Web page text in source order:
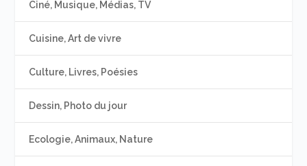
Ciné, Musique, Médias, TV
Cuisine, Art de vivre
Culture, Livres, Poésies
Dessin, Photo du jour
Ecologie, Animaux, Nature